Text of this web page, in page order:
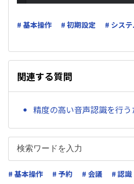
# 基本操作 # 初期設定 # シス
関連する質問
精度の高い音声認識を行
# 基本操作 # 予約 # 会議 # 認識